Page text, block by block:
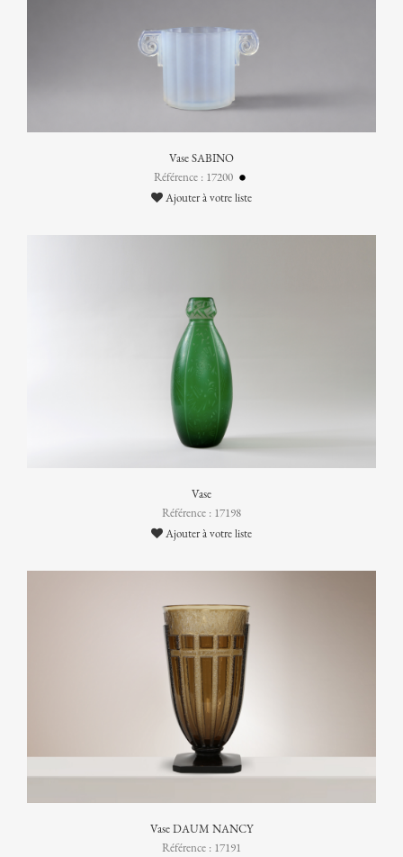
Vase SABINO
Référence : 17200
Ajouter à votre liste
Vase
Référence : 17198
Ajouter à votre liste
Vase DAUM NANCY
Référence : 17191